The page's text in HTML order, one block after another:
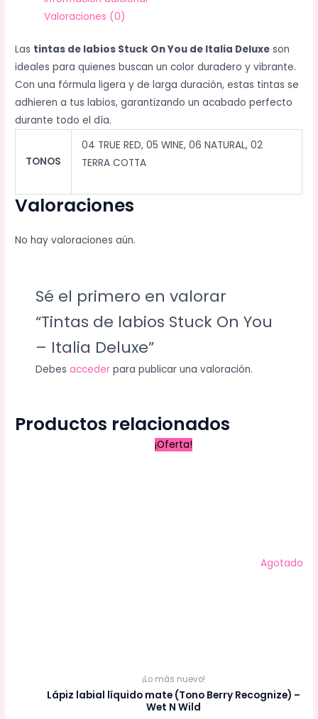
Valoraciones (0)
Las tintas de labios Stuck On You de Italia Deluxe son
ideales para quienes buscan un color duradero y vibrante.
Con una fórmula ligera y de larga duración, estas tintas se
adhieren a tus labios, garantizando un acabado perfecto
durante todo el día.
TONOS
04 TRUE RED, 05 WINE, 06 NATURAL, 02
TERRA COTTA
Valoraciones
No hay valoraciones aún.
Sé el primero en valorar
“Tintas de labios Stuck On You
– Italia Deluxe”
Debesacceder para publicar una valoración.
Productos relacionados
¡Oferta!
Agotado
¡Lo más nuevo!
Lápiz labial líquido mate (Tono Berry Recognize) –
Wet N Wild
El
precio